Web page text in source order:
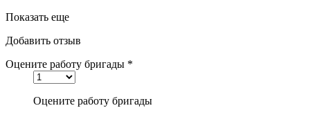
Показать еще
Добавить отзыв
Оцените работу бригады *
Оцените работу бригады